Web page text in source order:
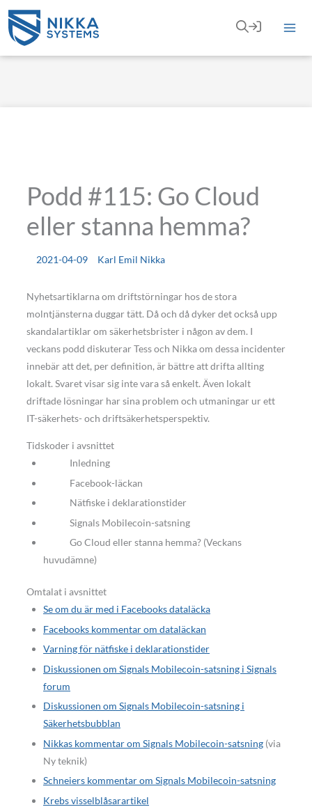
Hoppa
innehåll
Podd #115: Go Cloud
eller stanna hemma?
2021-04-09 Karl Emil Nikka
Nyhetsartiklarna om driftstörningar hos de stora
molntjänsterna duggar tätt. Då och då dyker det också upp
skandalartiklar om säkerhetsbrister i någon av dem. I
veckans podd diskuterar Tess och Nikka om dessa incidenter
innebär att det, per definition, är bättre att drifta allting
lokalt. Svaret visar sig inte vara så enkelt. Även lokalt
driftade lösningar har sina problem och utmaningar ur ett
IT-säkerhets- och driftsäkerhetsperspektiv.
Tidskoder i avsnittet
Inledning
Facebook-läckan
Nätfiske i deklarationstider
Signals Mobilecoin-satsning
Go Cloud eller stanna hemma? (Veckans
huvudämne)
Omtalat i avsnittet
Se om du är med i Facebooks dataläcka
Facebooks kommentar om dataläckan
Varning för nätfiske i deklarationstider
Diskussionen om Signals Mobilecoin-satsning i Signals
forum
Diskussionen om Signals Mobilecoin-satsning i
Säkerhetsbubblan
Nikkas kommentar om Signals Mobilecoin-satsning (via
Ny teknik)
Schneiers kommentar om Signals Mobilecoin-satsning
Krebs visselblåsarartikel